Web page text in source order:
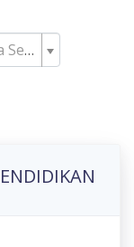
-- Ketikan NPSN atau Nama Sekolah--